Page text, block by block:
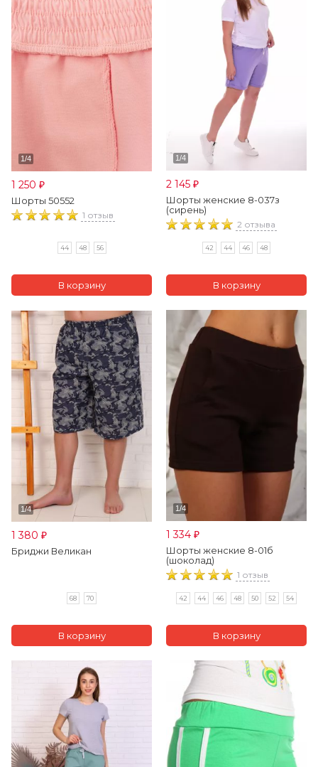
1 250 ₽
Шорты 50552
1 отзыв
44 48 56
2 145 ₽
Шорты женские 8-037з
(сирень)
2 отзыва
42 44 46 48
1 380 ₽
Бриджи Великан
68 70
1 334 ₽
Шорты женские 8-01б
(шоколад)
1 отзыв
42 44 46 48 50 52 54